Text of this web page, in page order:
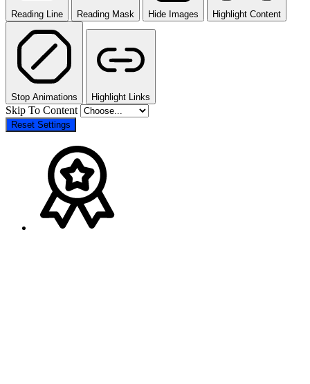
Reading Line Reading Mask Hide Images Highlight Content
Stop Animations Highlight Links
Skip To Content
Reset Settings